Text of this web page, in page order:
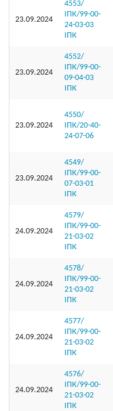
23.09.2024
4553/
ІПК/99-00-
24-03-03
ІПК
23.09.2024
4552/
ІПК/99-00-
09-04-03
ІПК
23.09.2024
4550/
ІПК/20-40-
24-07-06
23.09.2024
4549/
ІПК/99-00-
07-03-01
ІПК
24.09.2024
4579/
ІПК/99-00-
21-03-02
ІПК
24.09.2024
4578/
ІПК/99-00-
21-03-02
ІПК
24.09.2024
4577/
ІПК/99-00-
21-03-02
ІПК
24.09.2024
4576/
ІПК/99-00-
21-03-02
ІПК